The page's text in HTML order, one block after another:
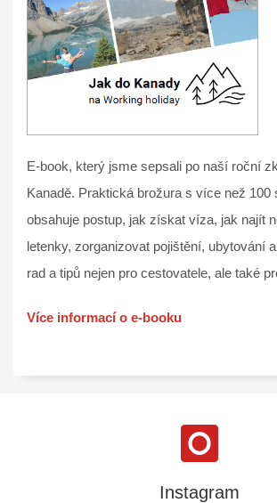
E-book, který jsme sepsali po naší roční
Kanadě. Praktická brožura s více než 100
obsahuje postup, jak získat víza, jak najít
letenky, zorganizovat pojištění, ubytování
rad a tipů nejen pro cestovatele, ale také
Více informací o e-booku
Instagram